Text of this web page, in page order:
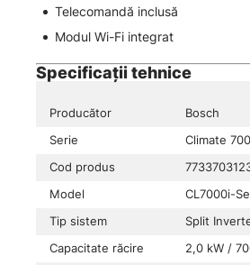
Telecomandă inclusă
Modul Wi-Fi integrat
Specificații tehnice
Producător
Bosch
Serie
Climate
Cod produs
Model
CL7000i-
Tip sistem
Split
Capacitate răcire
2,0 kW /